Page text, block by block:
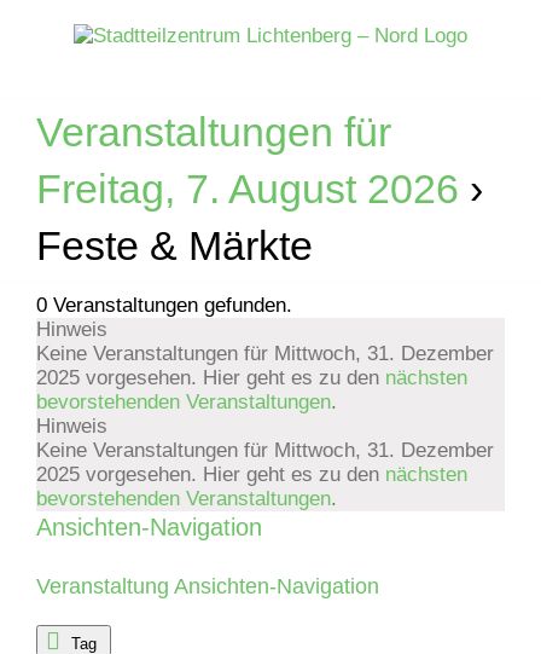
Veranstaltungen für
Freitag, 7. August 2026 ›
Feste & Märkte
0 Veranstaltungen gefunden.
Veranstaltungen
für
Mittwoch,
31.
Dezember
2025
Hinweis
Keine Veranstaltungen für Mittwoch, 31. Dezember
2025 vorgesehen. Hier geht es zu den nächsten
bevorstehenden Veranstaltungen.
Hinweis
Keine Veranstaltungen für Mittwoch, 31. Dezember
2025 vorgesehen. Hier geht es zu den nächsten
bevorstehenden Veranstaltungen.
Ansichten-Navigation
Veranstaltung Ansichten-Navigation
Tag